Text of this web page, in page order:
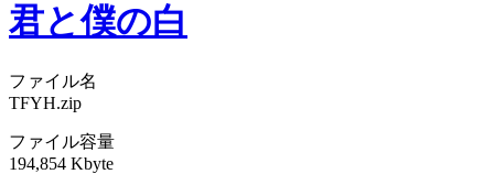
君と僕の白
ファイル名
TFYH.zip
ファイル容量
194,854 Kbyte